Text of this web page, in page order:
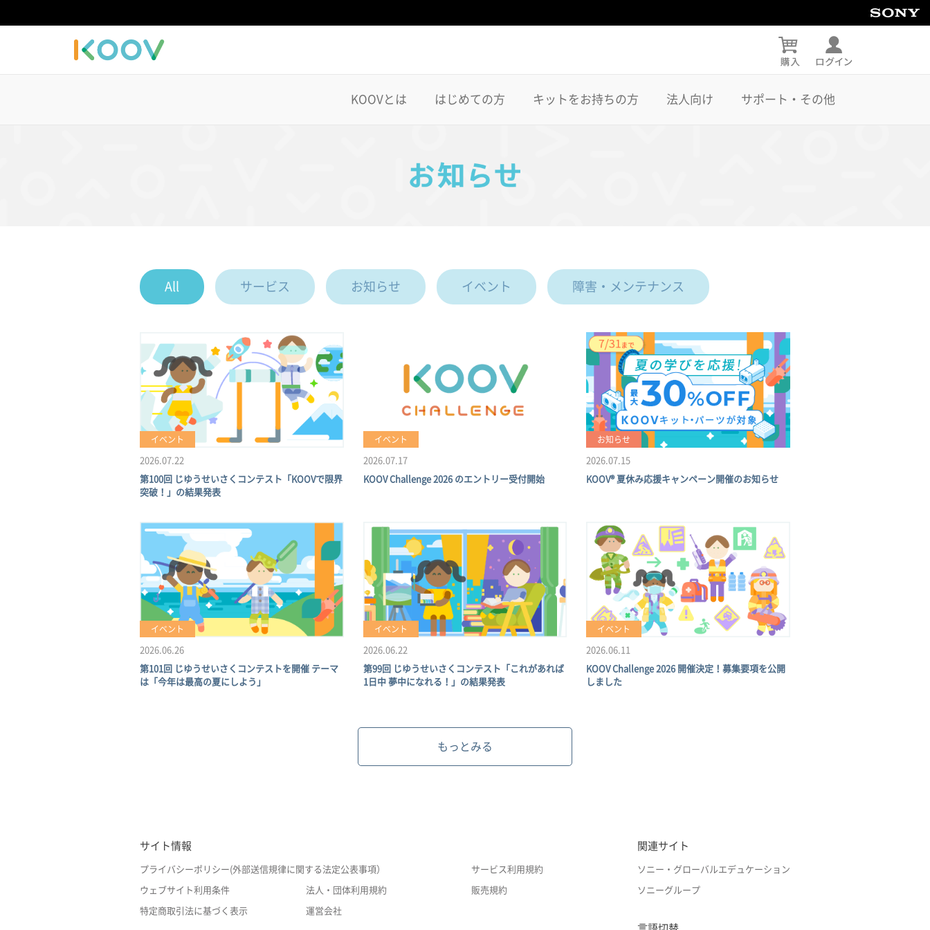
KOOVとは はじめての方 キットをお持ちの方 法人向け サポート・その他
All サービス お知らせ イベント 障害・メンテナンス
イベント
2026.07.22
第100回 じゆうせいさくコンテスト「KOOVで限界
突破！」の結果発表
イベント
2026.07.17
KOOV Challenge 2026 のエントリー受付開始
お知らせ
2026.07.15
KOOV® 夏休み応援キャンペーン開催のお知らせ
イベント
2026.06.26
第101回 じゆうせいさくコンテストを開催 テーマ
は「今年は最高の夏にしよう」
イベント
2026.06.22
第99回 じゆうせいさくコンテスト「これがあれば
1日中 夢中になれる！」の結果発表
イベント
2026.06.11
KOOV Challenge 2026 開催決定！募集要項を公開
しました
もっとみる
サイト情報
プライバシーポリシー(外部送信規律に関する法定公表事項） サービス利用規約
ウェブサイト利用条件 法人・団体利用規約 販売規約
特定商取引法に基づく表示 運営会社
関連サイト
ソニー・グローバルエデュケーション
ソニーグループ